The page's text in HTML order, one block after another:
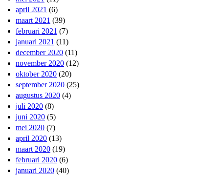
april 2021 (6)
maart 2021 (39)
februari 2021 (7)
januari 2021 (11)
december 2020 (11)
november 2020 (12)
oktober 2020 (20)
september 2020 (25)
augustus 2020 (4)
juli 2020 (8)
juni 2020 (5)
mei 2020 (7)
april 2020 (13)
maart 2020 (19)
februari 2020 (6)
januari 2020 (40)